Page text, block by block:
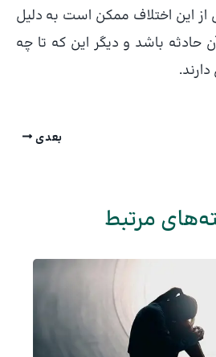
از این اختلاف ممکن است به دلیل
حادثه باشد و دیگر این که تا چه
بعدی
مرتبط